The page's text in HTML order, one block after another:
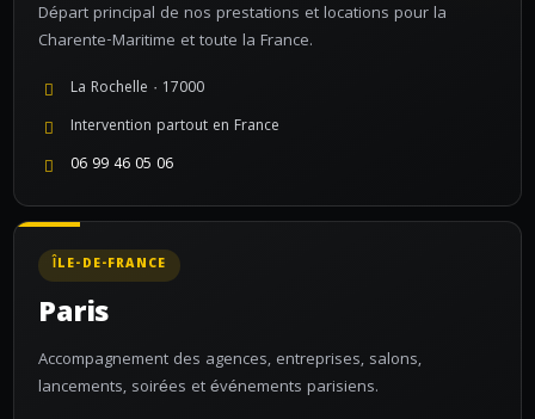
Départ principal de nos prestations et locations pour la
Charente-Maritime et toute la France.
La Rochelle · 17000
Intervention partout en France
06 99 46 05 06
ÎLE-DE-FRANCE
Paris
Accompagnement des agences, entreprises, salons,
lancements, soirées et événements parisiens.